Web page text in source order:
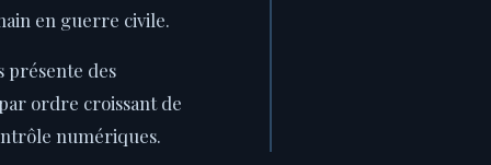
en guerre civile.
présente des
ordre croissant de
numériques.